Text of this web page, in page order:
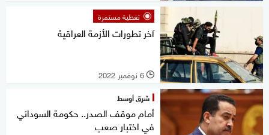
تغطية مستمرة
آخر تطورات الأزمة العراقية
l 6 نوفمبر 2022
شرق أوسط
أمام موقف الصدر.. حكومة السوداني
في اختبار صعب